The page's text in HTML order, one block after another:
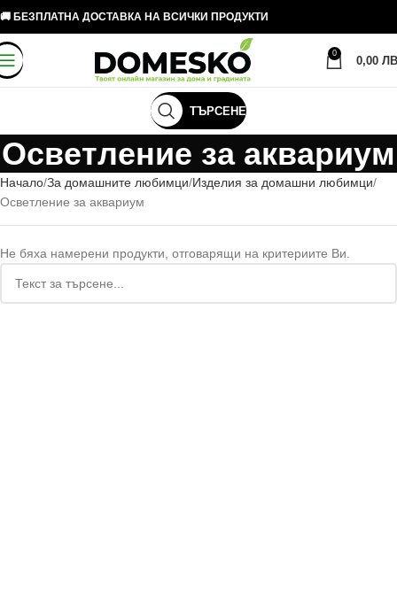
🚚 БЕЗПЛАТНА ДОСТАВКА НА ВСИЧКИ ПРОДУКТИ
0
0,00
ТЪРСЕНЕ
Осветление за аквариум
Начало За домашните любимци Изделия за домашни любимци
Осветление за аквариум
Не бяха намерени продукти, отговарящи на критериите Ви.